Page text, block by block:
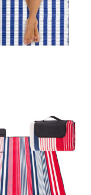
inițial
a
fost:
84.00 lei.
Prețul
este:
55.00 lei.